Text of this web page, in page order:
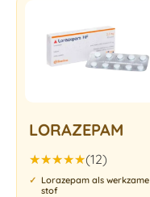
LORAZEPAM
Gewaardeerd
5.00uit 5
(12)
Lorazepam als werkzame
stof